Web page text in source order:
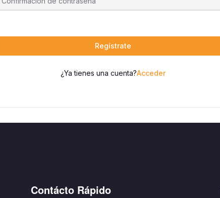
Regístrate
¿Ya tienes una cuenta?Acceder
Contácto Rápido